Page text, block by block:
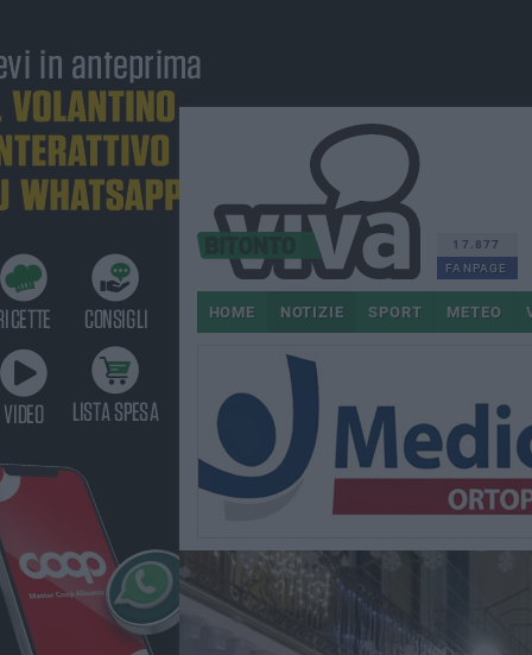
17.877
FANPAGE
HOME NOTIZIE SPORT METEO